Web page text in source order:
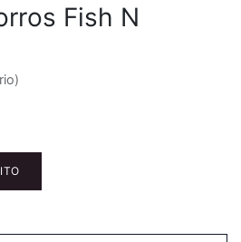
Fish N